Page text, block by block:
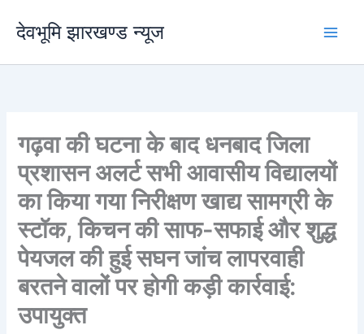
content
देवभूमि झारखण्ड न्यूज
गढ़वा की घटना के बाद धनबाद जिला
प्रशासन अलर्ट सभी आवासीय विद्यालयों
का किया गया निरीक्षण खाद्य सामग्री के
स्टॉक, किचन की साफ-सफाई और शुद्ध
पेयजल की हुई सघन जांच लापरवाही
बरतने वालों पर होगी कड़ी कार्रवाई:
उपायुक्त